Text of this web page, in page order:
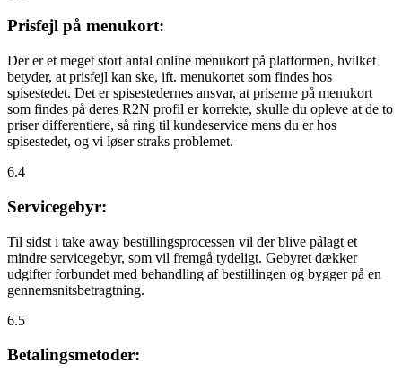
Prisfejl på menukort:
Der er et meget stort antal online menukort på platformen, hvilket
betyder, at prisfejl kan ske, ift. menukortet som findes hos
spisestedet. Det er spisestedernes ansvar, at priserne på menukort
som findes på deres R2N profil er korrekte, skulle du opleve at de to
priser differentiere, så ring til kundeservice mens du er hos
spisestedet, og vi løser straks problemet.
6.4
Servicegebyr:
Til sidst i take away bestillingsprocessen vil der blive pålagt et
mindre servicegebyr, som vil fremgå tydeligt. Gebyret dækker
udgifter forbundet med behandling af bestillingen og bygger på en
gennemsnitsbetragtning.
6.5
Betalingsmetoder: